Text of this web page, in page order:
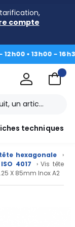
compte
13h00 - 16h30|Du
techniques
hexagonale
›
4017
› Vis tête
X 85mm Inox A2